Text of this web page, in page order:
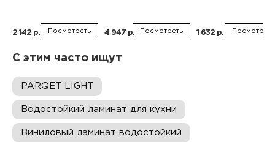
2 142 р. Посмотреть 4 947 р. Посмотреть 1 632 р. Посмотреть
С этим часто ищут
PARQET LIGHT
Водостойкий ламинат для кухни
Виниловый ламинат водостойкий